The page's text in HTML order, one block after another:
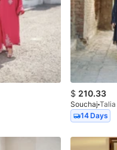
$ 210.33
Souchaj Talia
14 Days